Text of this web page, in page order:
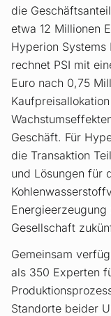
die
etwa 12 Millionen
Hyperion
rechnet PSI mit
Euro nach 0,75
Geschäft. Für
die Transaktion
und Lösungen für
Gesellschaft
Gemeinsam
als 350 Experten
Standorte beider